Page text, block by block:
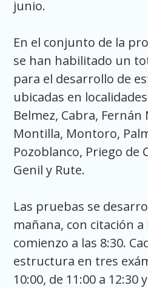
junio.
En el conjunto de la
se han habilitado un
para el desarrollo de
ubicadas en
Belmez, Cabra, Fernán
Montilla, Montoro,
Pozoblanco, Priego de
Genil y Rute.
Las pruebas se
mañana, con citación a
comienzo a las 8:30.
estructura en tres
10:00, de 11:00 a 12:30